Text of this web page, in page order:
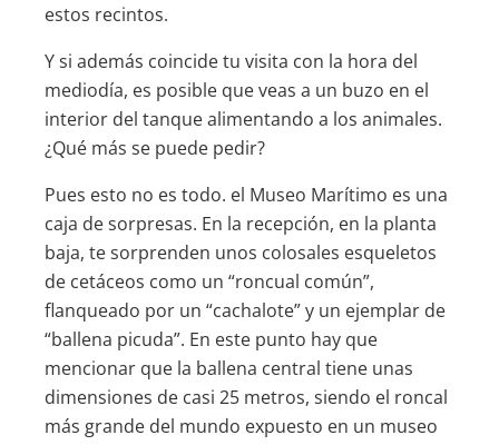
estos recintos.
Y si además coincide tu visita con la hora del
mediodía, es posible que veas a un buzo en el
interior del tanque alimentando a los animales.
¿Qué más se puede pedir?
Pues esto no es todo. el Museo Marítimo es una
caja de sorpresas. En la recepción, en la planta
baja, te sorprenden unos colosales esqueletos
de cetáceos como un “roncual común”,
flanqueado por un “cachalote” y un ejemplar de
“ballena picuda”. En este punto hay que
mencionar que la ballena central tiene unas
dimensiones de casi 25 metros, siendo el roncal
más grande del mundo expuesto en un museo